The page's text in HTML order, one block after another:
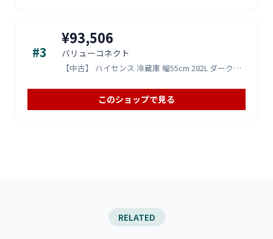
#3
¥93,506
バリューコネクト
【中古】 ハイセンス 冷蔵庫 幅55cm 282L ダークブラウン HR-G2801BR 3ドア 右開き 真ん中野菜室
このショップで見る
RELATED